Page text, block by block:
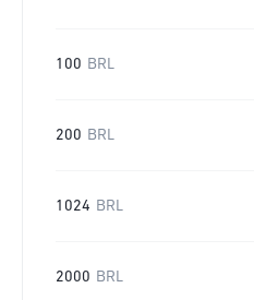
100 BRL
200 BRL
1024 BRL
2000 BRL